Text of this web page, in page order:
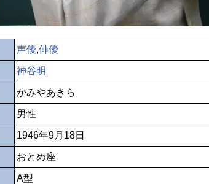
声優,俳優
神谷明
かみやあきら
男性
1946年9月18日
おとめ座
A型